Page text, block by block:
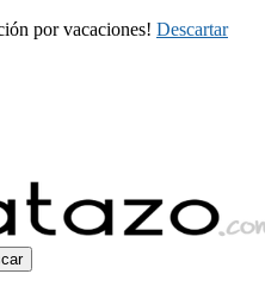
por vacaciones! Descartar